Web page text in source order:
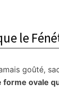
le
goûté,
forme ovale